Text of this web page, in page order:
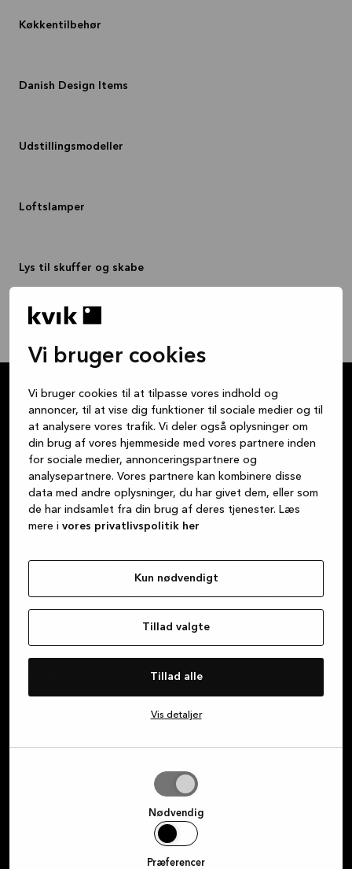
Vi bruger cookies
Vi bruger cookies til at tilpasse vores indhold og
annoncer, til at vise dig funktioner til sociale medier og til
at analysere vores trafik. Vi deler også oplysninger om
din brug af vores hjemmeside med vores partnere inden
for sociale medier, annonceringspartnere og
analysepartnere. Vores partnere kan kombinere disse
data med andre oplysninger, du har givet dem, eller som
de har indsamlet fra din brug af deres tjenester. Læs
mere i vores privatlivspolitik her
Kun nødvendigt
Tillad valgte
Tillad alle
Vis detaljer
Nødvendig
Præferencer
Køkkentilbehør
Danish Design Items
Udstillingsmodeller
Loftslamper
Lys til skuffer og skabe
Vi mener, at det at købe et køkken skal være lige så
behageligt som de oplevelser, du ønsker at have i
køkkenet. Alle de dejlige måltider, de sene samtaler
med venner over et glas vin, lektierne, som børnene
laver ved bordet, hyggelige kortspil – køkkenet er
efter køkken, badeværelse eller garderobe, kan du
være sikker på, at vi leverer smukke danske
designprodukter af høj kvalitet i bæredygtige
kundeservice, fra det øjeblik du går ind i en af vores
butikker, indtil dit nye køkken, badeværelse eller din
garderobe er på plads.
Bestil et gratis møde